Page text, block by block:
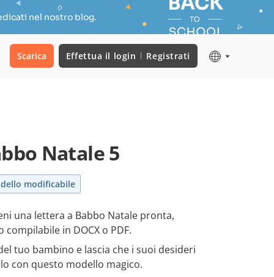
nel nostro blog.
Scarica Effettua il login Registrati
Natale 5
modificabile
una lettera a Babbo Natale pronta,
in DOCX o PDF.
tuo bambino e lascia che i suoi desideri
con questo modello magico.